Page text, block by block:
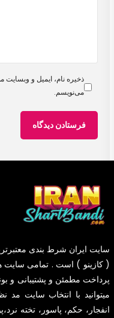
ذخیره نام، ایمیل و وبسایت
می‌نویسم.
سایت ایران شرط بندی
( کازینو ) است . تمامی سایت
پرداخت مطمئن و پشتیبانی و
میتوانید با انتخاب سایت مد
انفجار، حکم، پاسور، تخته